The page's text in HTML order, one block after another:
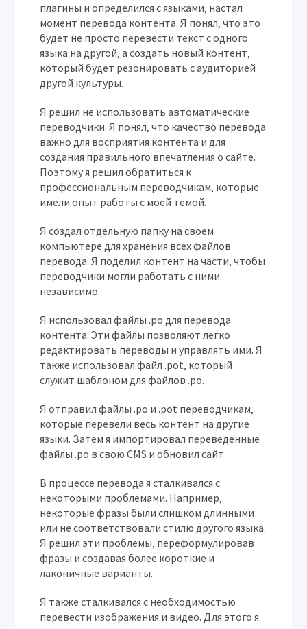
плагины и определился с языками‚ настал
момент перевода контента. Я понял‚ что это
будет не просто перевести текст с одного
языка на другой‚ а создать новый контент‚
который будет резонировать с аудиторией
другой культуры.
Я решил не использовать автоматические
переводчики. Я понял‚ что качество перевода
важно для восприятия контента и для
создания правильного впечатления о сайте.
Поэтому я решил обратиться к
профессиональным переводчикам‚ которые
имели опыт работы с моей темой.
Я создал отдельную папку на своем
компьютере для хранения всех файлов
перевода. Я поделил контент на части‚ чтобы
переводчики могли работать с ними
независимо.
Я использовал файлы .po для перевода
контента. Эти файлы позволяют легко
редактировать переводы и управлять ими. Я
также использовал файл .pot‚ который
служит шаблоном для файлов .po.
Я отправил файлы .po и .pot переводчикам‚
которые перевели весь контент на другие
языки. Затем я импортировал переведенные
файлы .po в свою CMS и обновил сайт.
В процессе перевода я сталкивался с
некоторыми проблемами. Например‚
некоторые фразы были слишком длинными
или не соответствовали стилю другого языка.
Я решил эти проблемы‚ переформулировав
фразы и создавая более короткие и
лаконичные варианты.
Я также сталкивался с необходимостью
перевести изображения и видео. Для этого я